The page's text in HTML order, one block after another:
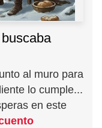
al muro para
lo cumple...
en este